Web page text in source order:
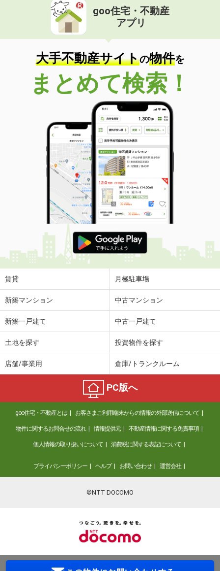
goo住宅・不動産
アプリ
大手不動産サイトの物件を
まとめて検索！
賃貸 月極駐車場
新築マンション 中古マンション
新築一戸建て 中古一戸建て
土地を探す 投資物件を探す
店舗/事業用 倉庫/トランクルーム
PC版へ
goo住宅・不動産とは お客さまご利用端末からの情報の外部送信について
物件に関するお問合せの流れ 情報提供元 不動産情報に関する免責事項
個人情報の取り扱いについて 消費税に関する表記について
プライバシーポリシー ヘルプ お問い合わせ 運営会社
©NTT DOCOMO